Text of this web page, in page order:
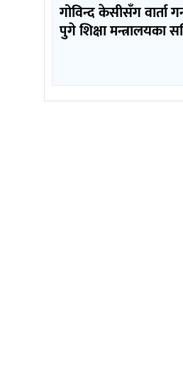
गोविन्द केसीसँग वार्ता
पुगे शिक्षा मन्त्रालयका